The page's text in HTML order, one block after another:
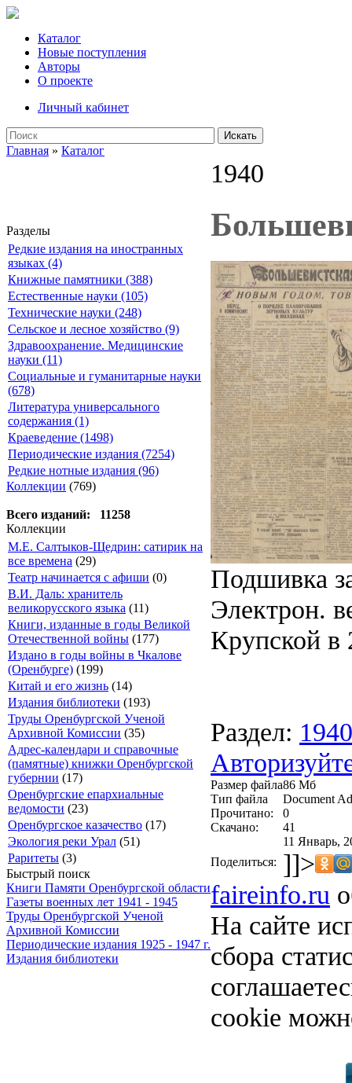
Каталог
Новые поступления
Авторы
О проекте
Личный кабинет
Искать
Главная » Каталог
Разделы
Редкие издания на иностранных
языках (4)
Книжные памятники (388)
Естественные науки (105)
Технические науки (248)
Сельское и лесное хозяйство (9)
Здравоохранение. Медицинские
науки (11)
Социальные и гуманитарные науки
(678)
Литература универсального
содержания (1)
Краеведение (1498)
Периодические издания (7254)
Редкие нотные издания (96)
Коллекции (769)
Всего изданий: 11258
Коллекции
М.Е. Салтыков-Щедрин: сатирик на
все времена (29)
Театр начинается с афиши (0)
В.И. Даль: хранитель
великорусского языка (11)
Книги, изданные в годы Великой
Отечественной войны (177)
Издано в годы войны в Чкалове
(Оренбурге) (199)
Китай и его жизнь (14)
Издания библиотеки (193)
Труды Оренбургской Ученой
Архивной Комиссии (35)
Адрес-календари и справочные
(памятные) книжки Оренбургской
губернии (17)
Оренбургские епархиальные
ведомости (23)
Оренбургское казачество (17)
Экология реки Урал (51)
Раритеты (3)
Быстрый поиск
Книги Памяти Оренбургской области
Газеты военных лет 1941 - 1945
Труды Оренбургской Ученой
Архивной Комиссии
Периодические издания 1925 - 1947 г.
Издания библиотеки
1940
Подшивка
Электрон.
Крупской в
Раздел: 1940
Размер файла86 Мб
Тип файла
Document
Прочитано:
0
Скачано:
41
11 Январь,
Поделиться: ]]>
faireinfo.ru
На сайте
сбора
cookie